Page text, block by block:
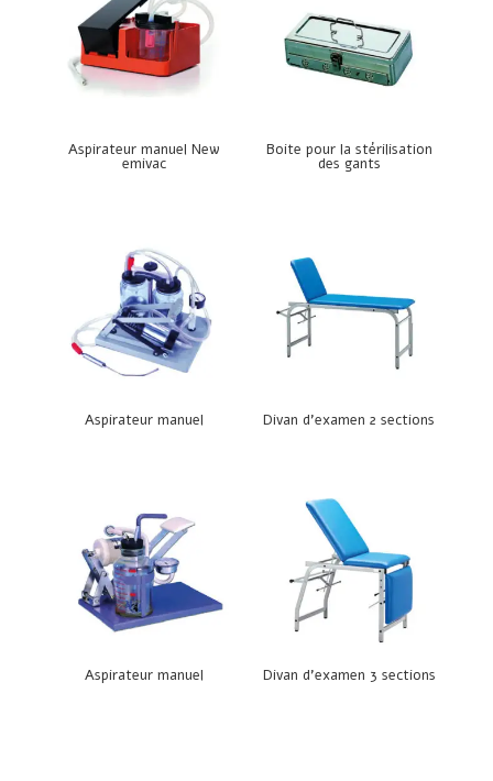
Aspirateur manuel New
emivac
Boite pour la stérilisation
des gants
Aspirateur manuel Divan d’examen 2 sections
Aspirateur manuel Divan d’examen 3 sections